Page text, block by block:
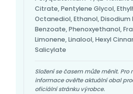
Citrate, Pentylene Glycol,
Octanediol, Ethanol, Disodium
Benzoate, Phenoxyethanol,
Limonene, Linalool, Hexyl
Salicylate
Složení se časem může měnit. Pro
informace ověřte aktuální obal
oficiální stránku výrobce.